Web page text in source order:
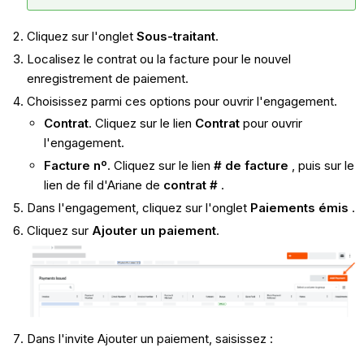
Cliquez sur l'onglet Sous-traitant.
Localisez le contrat ou la facture pour le nouvel
enregistrement de paiement.
Choisissez parmi ces options pour ouvrir l'engagement.
Contrat. Cliquez sur le lien Contratpour ouvrir
l'engagement.
Facture nº. Cliquez sur le lien # de facture , puis sur le
lien de fil d'Ariane de contrat #.
Dans l'engagement, cliquez sur l'onglet Paiements émis .
Cliquez sur Ajouter un paiement.
Dans l'invite Ajouter un paiement, saisissez :